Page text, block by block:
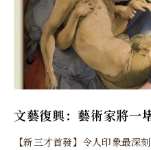
文藝復興：藝術家將一
【新三才首發】令人印象最深